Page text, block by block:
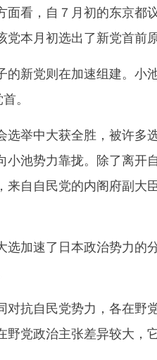
看，自７月初的东京都
本月初选出了新党首前
新党则在加速组建。小
。
举中大获全胜，被许多
小池势力靠拢。除了离开
来自自民党的内阁府副大
加速了日本政治势力的
自民党势力，各在野党
野党政治主张差异较大，